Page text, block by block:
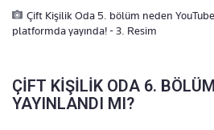
Çift Kişilik Oda 5. bölüm neden
platformda yayında! - 3. Resim
ÇİFT KİŞİLİK ODA 6.
YAYINLANDI MI?